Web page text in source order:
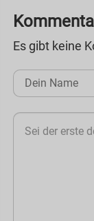
Es gibt keine